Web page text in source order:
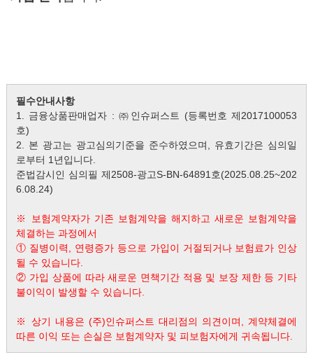
필수안내사항
1. 금융상품판매업자 : ㈜인슈퍼스트 (등록번호 제2017100053
호)
2. 본 광고는 광고심의기준을 준수하였으며, 유효기간은 심의일
로부터 1년입니다.
준법감시인 심의필 제2508-광고S-BN-64891호(2025.08.25~202
6.08.24)
※ 보험계약자가 기존 보험계약을 해지하고 새로운 보험계약을
체결하는 과정에서
① 질병이력, 연령증가 등으로 가입이 거절되거나 보험료가 인상
될 수 있습니다.
② 가입 상품에 따라 새로운 면책기간 적용 및 보장 제한 등 기타
불이익이 발생할 수 있습니다.
※ 상기 내용은 (주)인슈퍼스트 대리점의 의견이며, 계약체결에
따른 이익 또는 손실은 보험계약자 및 피보험자에게 귀속됩니다.